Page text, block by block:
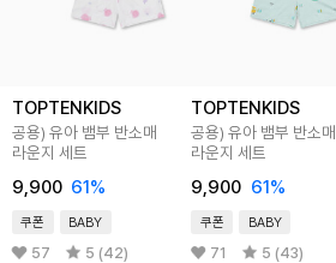
TOPTENKIDS
공용) 유아 뱀부 반소매
라운지 세트
9,900 61%
쿠폰 BABY
57 5 (42)
TOPTENKIDS
공용) 유아 뱀부 반소매
라운지 세트
9,900 61%
쿠폰 BABY
71 5 (43)